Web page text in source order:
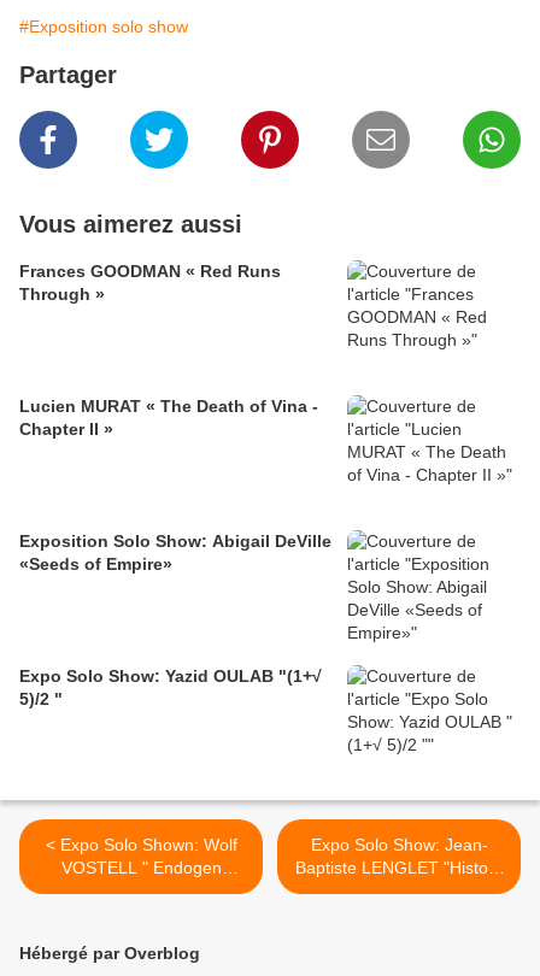
#Exposition solo show
Partager
Vous aimerez aussi
Frances GOODMAN « Red Runs
Through »
Lucien MURAT « The Death of Vina -
Chapter II »
Exposition Solo Show: Abigail DeVille
«Seeds of Empire»
Expo Solo Show: Yazid OULAB "(1+√
5)/2 "
< Expo Solo Shown: Wolf
VOSTELL " Endogen
Depression "
Expo Solo Show: Jean-
Baptiste LENGLET "History
of Trance" >
Hébergé par Overblog